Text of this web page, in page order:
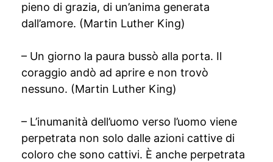
pieno di grazia, di un’anima generata
dall’amore. (Martin Luther King)
– Un giorno la paura bussò alla porta. Il
coraggio andò ad aprire e non trovò
nessuno. (Martin Luther King)
– L’inumanità dell’uomo verso l’uomo viene
perpetrata non solo dalle azioni cattive di
coloro che sono cattivi. È anche perpetrata